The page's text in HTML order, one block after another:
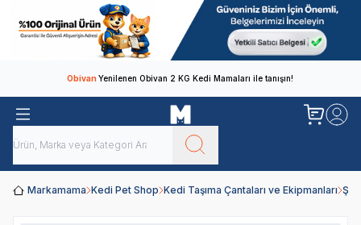
ObivanYenilenen Obivan 2 KG Kedi Mamaları ile tanışın!
Markamama Kedi Pet Shop Kedi Taşıma Çantaları ve Ekipmanları